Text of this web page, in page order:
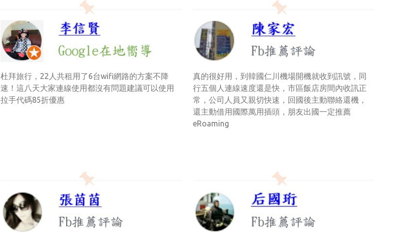
杜拜旅行，22人共租用了6台wifi網路的方案不降
速！這八天大家連線使用都沒有問題建議可以使用
拉手代碼85折優惠
真的很好用，到韓國仁川機場開機就收到訊號，同
行五個人連線速度還是快，市區飯店房間內收訊正
常，公司人員又親切快速，回國後主動聯絡還機，
還主動借用國際萬用插頭，朋友出國一定推薦
eRoaming